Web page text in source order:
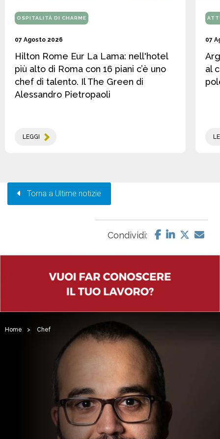
OSPITALITÀ DI CHARME
07 Agosto 2026
Hilton Rome Eur La Lama: nell'hotel
più alto di Roma con 16 piani c’è uno
chef di talento. Il The Green di
Alessandro Pietropaoli
LEGGI
07
al
Torna a Ultime notizie
Condividi:
Home > Chef